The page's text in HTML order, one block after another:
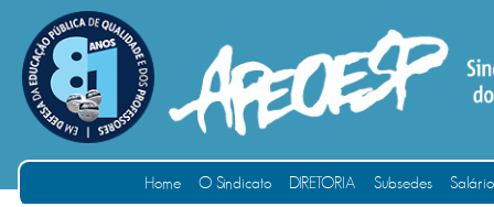
Home O Sindicato DIRETORIA Subsedes